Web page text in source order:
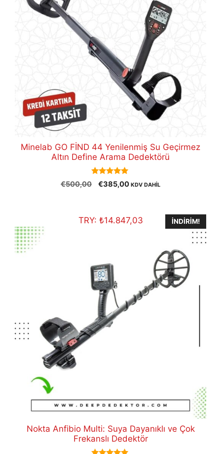
Minelab GO FİND 44 Yenilenmiş Su Geçirmez
Altın Define Arama Dedektörü
5.00
out of 5
€500,00
Orijinal
€385,00Şu
KDV DAHİL
TRY: ₺14.847,03 İNDIRIM!
Nokta Anfibio Multi: Suya Dayanıklı ve Çok
Frekanslı Dedektör